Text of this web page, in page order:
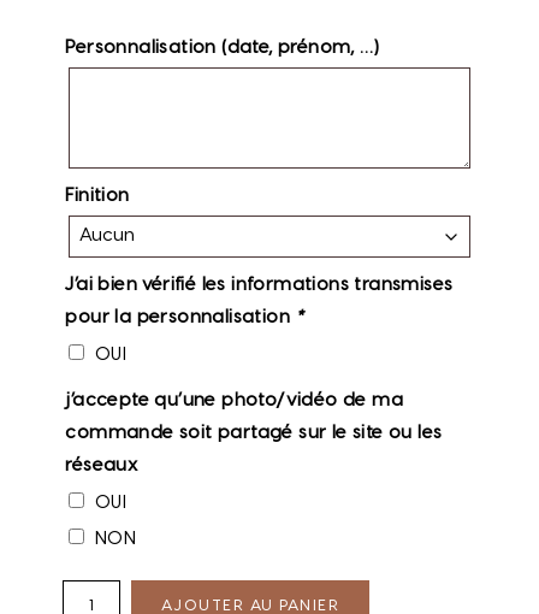
Personnalisation (date, prénom, …)
Finition
J’ai bien vérifié les informations transmises
pour la personnalisation *
OUI
j’accepte qu’une photo/vidéo de ma
commande soit partagé sur le site ou les
réseaux
OUI
NON
AJOUTER AU PANIER